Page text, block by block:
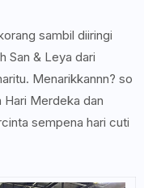
sambil diiringi
San & Leya dari
Menarikkannn? so
Hari Merdeka dan
sempena hari cuti